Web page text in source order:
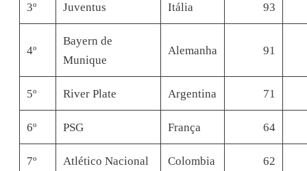
3º Juventus Itália 93
4º
Bayern de
Munique
Alemanha 91
5º River Plate Argentina 71
6º PSG França 64
7º Atlético Nacional Colombia 62